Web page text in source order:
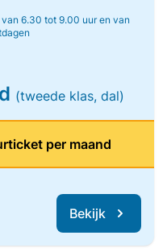
6.30 tot 9.00 uur en van
(tweede klas, dal)
per maand
Bekijk